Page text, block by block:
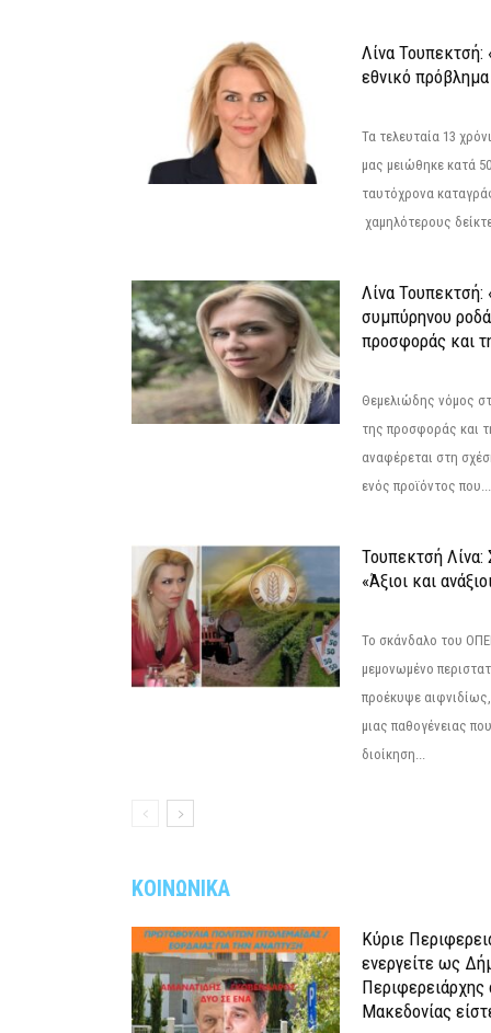
Λίνα Τουπεκτσή:
εθνικό πρόβλημα
Τα τελευταία 13
μας μειώθηκε κατά
ταυτόχρονα
χαμηλότερους
Λίνα Τουπεκτσή:
συμπύρηνου
προσφοράς και
Θεμελιώδης νόμος
της προσφοράς και
αναφέρεται στη
ενός προϊόντος που...
Τουπεκτσή
«Άξιοι και
Το σκάνδαλο του
μεμονωμένο
προέκυψε
μιας παθογένειας
διοίκηση...
ΚΟΙΝΩΝΙΚΑ
Κύριε
ενεργείτε ως
Περιφερειάρχης
Μακεδονίας